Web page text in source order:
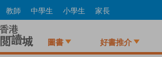
教師 中學生 小學生 家長
圖書 好書推介